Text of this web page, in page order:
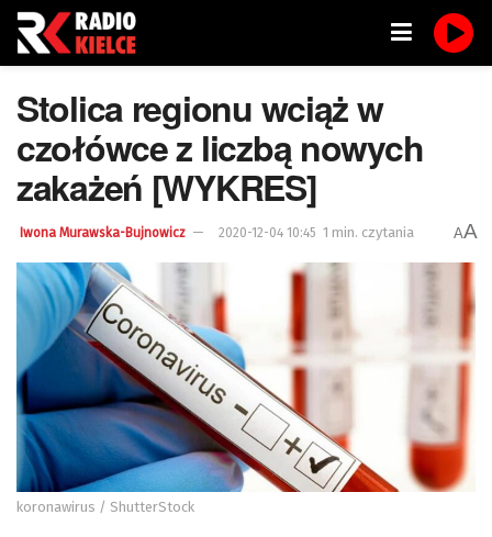
Stolica regionu wciąż w
czołówce z liczbą nowych
zakażeń [WYKRES]
Iwona Murawska-Bujnowicz 2020-12-04 10:45 1 min. czytania AA
koronawirus / ShutterStock